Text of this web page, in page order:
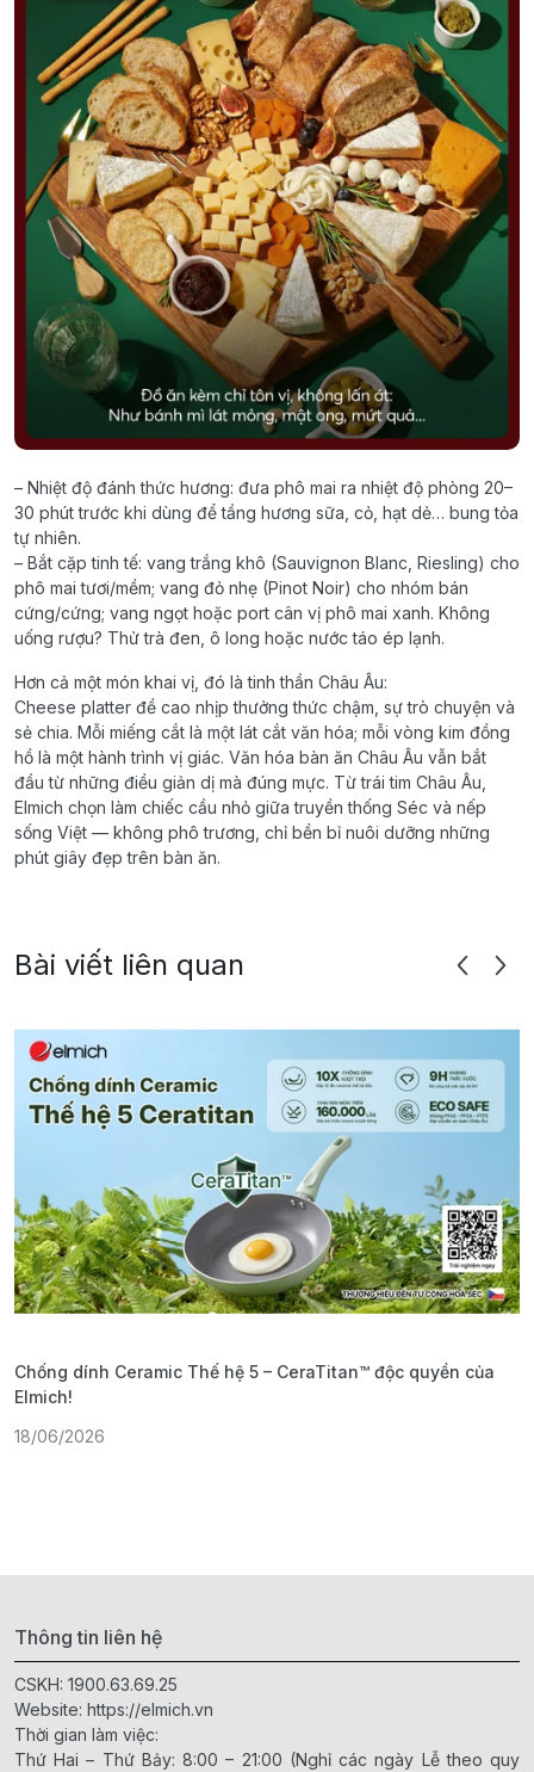
– Nhiệt độ đánh thức hương: đưa phô mai ra nhiệt độ phòng 20–
30 phút trước khi dùng để tầng hương sữa, cỏ, hạt dẻ… bung tỏa
tự nhiên.
– Bắt cặp tinh tế: vang trắng khô (Sauvignon Blanc, Riesling) cho
phô mai tươi/mềm; vang đỏ nhẹ (Pinot Noir) cho nhóm bán
cứng/cứng; vang ngọt hoặc port cân vị phô mai xanh. Không
uống rượu? Thử trà đen, ô long hoặc nước táo ép lạnh.
Hơn cả một món khai vị, đó là tinh thần Châu Âu:
Cheese platter đề cao nhịp thưởng thức chậm, sự trò chuyện và
sẻ chia. Mỗi miếng cắt là một lát cắt văn hóa; mỗi vòng kim đồng
hồ là một hành trình vị giác. Văn hóa bàn ăn Châu Âu vẫn bắt
đầu từ những điều giản dị mà đúng mực. Từ trái tim Châu Âu,
Elmich chọn làm chiếc cầu nhỏ giữa truyền thống Séc và nếp
sống Việt — không phô trương, chỉ bền bỉ nuôi dưỡng những
phút giây đẹp trên bàn ăn.
Bài viết liên quan
Chống dính Ceramic Thế hệ 5 – CeraTitan™ độc quyền của
Elmich!
18/06/2026
Thông tin liên hệ
CSKH: 1900.63.69.25
Website: https://elmich.vn
Thời gian làm việc:
Thứ Hai – Thứ Bảy: 8:00 – 21:00 (Nghỉ các ngày Lễ theo quy